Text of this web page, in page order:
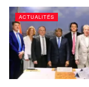
ACTUALITÉS